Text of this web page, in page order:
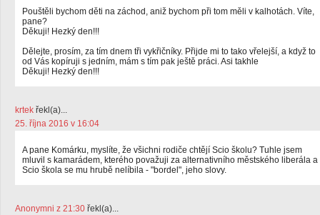
Pouštěli bychom děti na záchod, aniž bychom při tom měli v kalhotách. Víte,
pane?
Děkuji! Hezký den!!!
Dělejte, prosím, za tím dnem tři vykřičníky. Přijde mi to tako vřelejší, a když to
od Vás kopíruji s jedním, mám s tím pak ještě práci. Asi takhle
Děkuji! Hezký den!!!
krtek řekl(a)...
25. října 2016 v 16:04
A pane Komárku, myslíte, že všichni rodiče chtějí Scio školu? Tuhle jsem
mluvil s kamarádem, kterého považuji za alternativního městského liberála a
Scio škola se mu hrubě nelíbila - "bordel", jeho slovy.
Anonymni z 21:30 řekl(a)...